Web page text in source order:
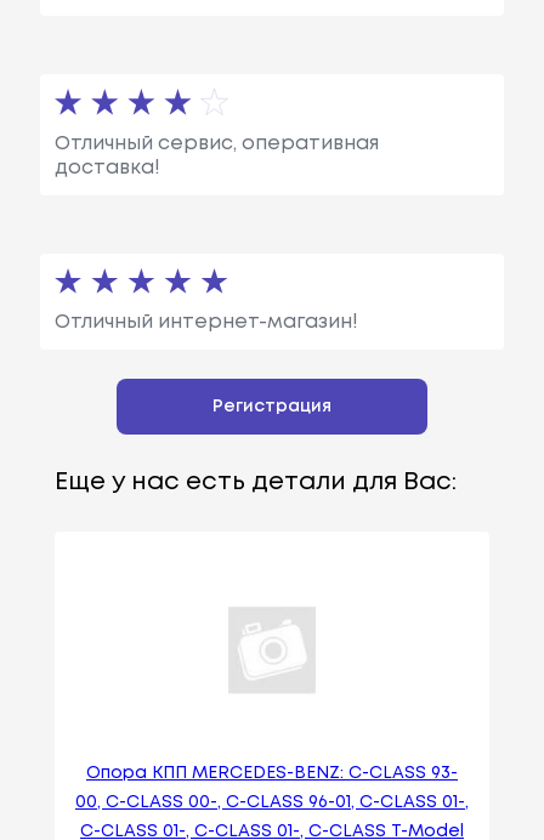
Отличный сервис, оперативная
доставка!
Отличный интернет-магазин!
Регистрация
Еще у нас есть детали для Вас:
Опора КПП MERCEDES-BENZ: C-CLASS 93-
00, C-CLASS 00-, C-CLASS 96-01, C-CLASS 01-,
C-CLASS 01-, C-CLASS 01-, C-CLASS T-Model